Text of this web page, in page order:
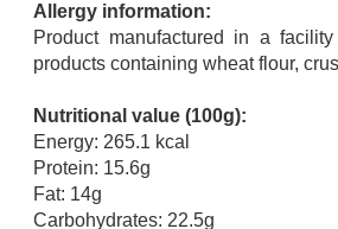
Allergy information:
Product manufactured in a
products containing wheat flour,
Nutritional value (100g):
Energy: 265.1 kcal
Protein: 15.6g
Fat: 14g
Carbohydrates: 22.5g